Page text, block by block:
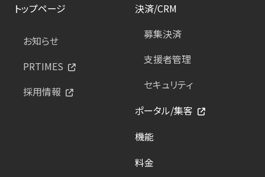
トップページ
お知らせ
PRTIMES
採用情報
決済/CRM
募集決済
支援者管理
セキュリティ
ポータル/集客
機能
料金